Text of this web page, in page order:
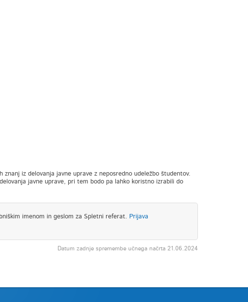
iz delovanja javne uprave z neposredno udeležbo študentov.
javne uprave, pri tem bodo pa lahko koristno izrabili do
imenom in geslom za Spletni referat. Prijava
Datum zadnje spremembe učnega načrta 21.06.2024